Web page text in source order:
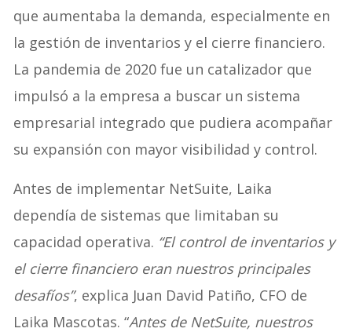
que aumentaba la demanda, especialmente en
la gestión de inventarios y el cierre financiero.
La pandemia de 2020 fue un catalizador que
impulsó a la empresa a buscar un sistema
empresarial integrado que pudiera acompañar
su expansión con mayor visibilidad y control.
Antes de implementar NetSuite, Laika
dependía de sistemas que limitaban su
capacidad operativa. “El control de inventarios y
el cierre financiero eran nuestros principales
desafíos”, explica Juan David Patiño, CFO de
Laika Mascotas. “Antes de NetSuite, nuestros